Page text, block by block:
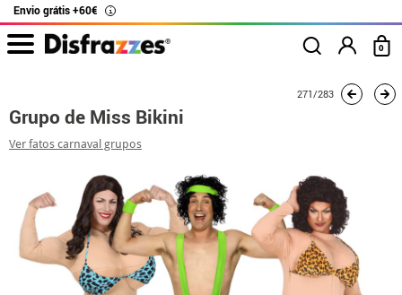
Envio grátis +60€ i
0
271/283
Grupo de Miss Bikini
Ver fatos carnaval grupos